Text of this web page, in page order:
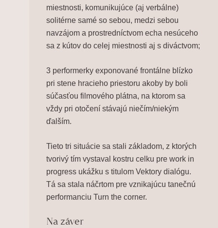
miestnosti, komunikujúce (aj verbálne)
solitérne samé so sebou, medzi sebou
navzájom a prostredníctvom echa nesúceho
sa z kútov do celej miestnosti aj s diváctvom;
3 performerky exponované frontálne blízko
pri stene hracieho priestoru akoby by boli
súčasťou filmového plátna, na ktorom sa
vždy pri otočení stávajú niečím/niekým
ďalším.
Tieto tri situácie sa stali základom, z ktorých
tvorivý tím vystaval kostru celku pre work in
progress ukážku s titulom Vektory dialógu.
Tá sa stala náčrtom pre vznikajúcu tanečnú
performanciu Turn the corner.
Na záver